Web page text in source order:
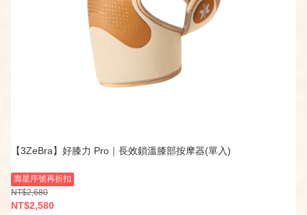
【3ZeBra】好膝力 Pro｜長效鎖溫膝部按摩器(單入)
壽星序號再折扣
NT$2,680
NT$2,580